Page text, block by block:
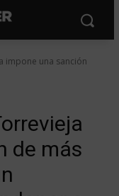
impone una sanción
de más